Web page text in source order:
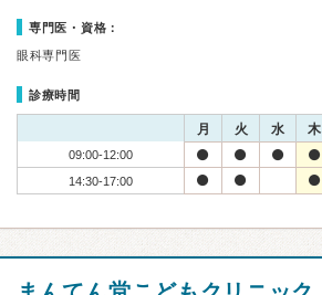
専門医・資格：
眼科専門医
診療時間
月 火 水 木
09:00-12:00
14:30-17:00